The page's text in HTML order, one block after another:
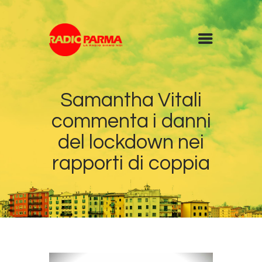
Samantha Vitali
commenta i danni
del lockdown nei
rapporti di coppia
Home
Radio
Diretta
Programmi
Podcast
News
Contatti